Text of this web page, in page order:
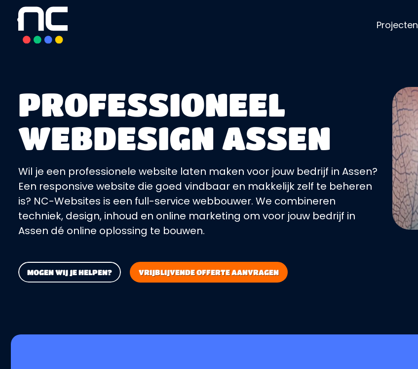
overslaan
Projecten
PROFESSIONEEL
WEBDESIGN ASSEN
Wil je een professionele website laten maken voor jouw bedrijf in Assen?
Een responsive website die goed vindbaar en makkelijk zelf te beheren
is? NC-Websites is een full-service webbouwer. We combineren
techniek, design, inhoud en online marketing om voor jouw bedrijf in
Assen dé online oplossing te bouwen.
MOGEN WIJ JE HELPEN? VRIJBLIJVENDE OFFERTE AANVRAGEN